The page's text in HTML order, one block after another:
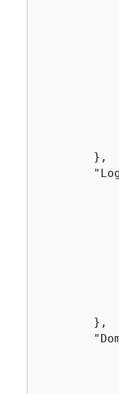
        },
        },